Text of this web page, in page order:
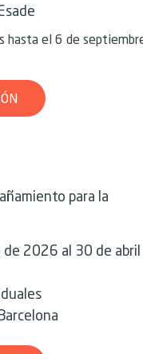
hasta el 6 de
para la
de 2026 al 30 de abril